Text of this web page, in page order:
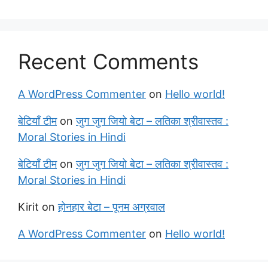
Recent Comments
A WordPress Commenter on Hello world!
बेटियाँ टीमonजुग जुग जियो बेटा – लतिका श्रीवास्तव :
Moral Stories in Hindi
बेटियाँ टीमonजुग जुग जियो बेटा – लतिका श्रीवास्तव :
Moral Stories in Hindi
Kirit onहोनहार बेटा – पूनम अग्रवाल
A WordPress Commenter on Hello world!